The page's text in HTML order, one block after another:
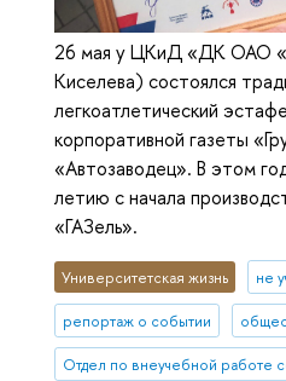
26 мая у ЦКиД «ДК ОАО
Киселева) состоялся
легкоатлетический
корпоративной газеты
«Автозаводец». В этом
летию с начала
«ГАЗель».
Университетская жизнь не
репортаж о событии
Отдел по внеучебной работе